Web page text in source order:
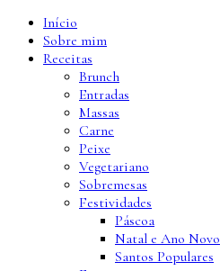
Início
Sobre mim
Receitas
Brunch
Entradas
Massas
Carne
Peixe
Vegetariano
Sobremesas
Festividades
Páscoa
Natal e Ano Novo
Santos Populares